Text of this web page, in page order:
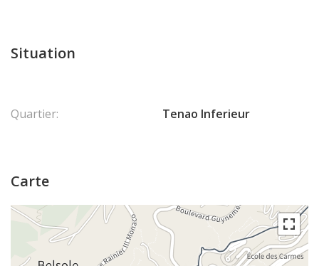
Situation
Quartier: Tenao Inferieur
Carte